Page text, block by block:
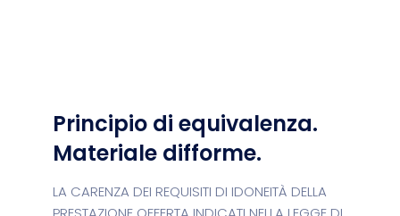
Principio di equivalenza.
Materiale difforme.
LA CARENZA DEI REQUISITI DI IDONEITÀ DELLA